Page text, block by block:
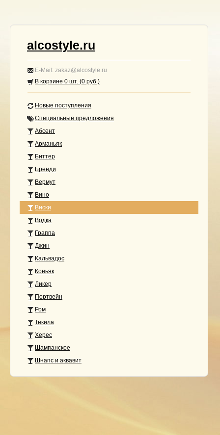
alcostyle.ru
E-Mail: zakaz@alcostyle.ru
В корзине 0 шт. (0 руб.)
Новые поступления
Специальные предложения
Абсент
Арманьяк
Биттер
Бренди
Вермут
Вино
Виски
Водка
Граппа
Джин
Кальвадос
Коньяк
Ликер
Портвейн
Ром
Текила
Херес
Шампанское
Шнапс и аквавит